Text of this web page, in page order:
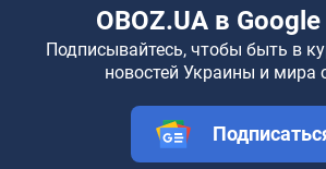
OBOZ.UA в
Подписывайтесь, чтобы быть в
новостей Украины и мира